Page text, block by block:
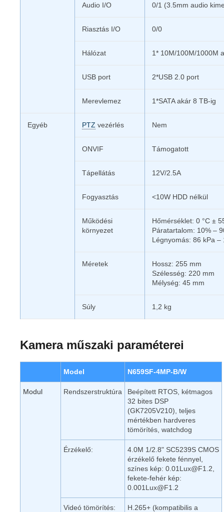
Audio I/O 0/1 (3.5mm audio
Riasztás I/O 0/0
Hálózat 1* 10M/100M/1000M
USB port 2*USB 2.0 port
Merevlemez 1*SATA akár 8 TB-ig
Egyéb PTZ vezérlés Nem
ONVIF Támogatott
Tápellátás 12V/2.5A
Fogyasztás <10W HDD nélkül
Működési
környezet
Hőmérséklet: 0 °C ±
Páratartalom: 10% –
Légnyomás: 86 kPa –
Méretek
Hossz: 255 mm
Szélesség: 220 mm
Mélység: 45 mm
Súly 1,2 kg
Kamera műszaki paraméterei
Model N659SF-4MP-B/W
Modul Rendszerstruktúra
Beépített RTOS, kétmagos
32 bites DSP
(GK7205V210), teljes
mértékben hardveres
tömörítés, watchdog
Érzékelő:
4.0M 1/2.8" SC5239S CMOS
érzékelő fekete fénnyel,
színes kép: 0.01Lux@F1.2,
fekete-fehér kép:
0.001Lux@F1.2
Videó tömörítés: H.265+ (kompatibilis a